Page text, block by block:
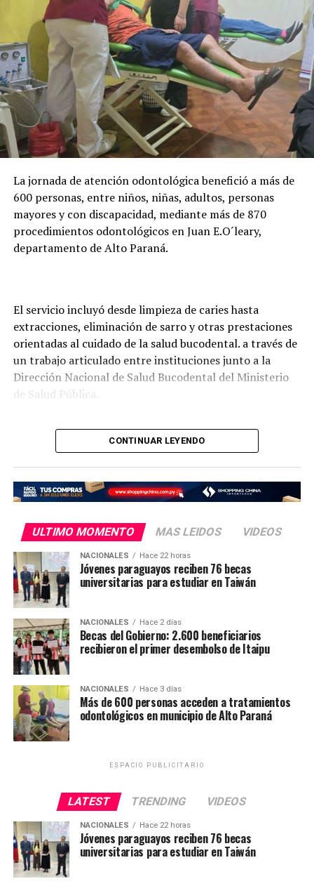
permanencia en la carrera, mantener un promedio
mínimo de 3 y cumplir con la regularidad académica
para conservar la beca.
Abente destacó que Itaipu destina alrededor de USD 26
millones anuales al programa y actualmente acompaña
la formación de casi 24.000 becarios activos. Además,
adelantó que la entidad trabaja en una plataforma
digital para facilitar la presentación de documentos y
Asunción o Ciudad del Este para realizar los trámites.
La jornada de atención odontológica benefició a más de
600 personas, entre niños, niñas, adultos, personas
mayores y con discapacidad, mediante más de 870
procedimientos odontológicos en Juan E.O´leary,
departamento de Alto Paraná.
El servicio incluyó desde limpieza de caries hasta
extracciones, eliminación de sarro y otras prestaciones
orientadas al cuidado de la salud bucodental. a través de
un trabajo articulado entre instituciones junto a la
Dirección Nacional de Salud Bucodental del Ministerio
de Salud Pública.
pacientes atendidos debido a que, en numerosos casos,
La jornada de atención permitió que personas de
distintos grupos de edad recibieran atención profesional
en el cuidado de la salud bucodental.
Esta iniciativa fue posible mediante el trabajo articulado
entre la Dirección Nacional de Salud Bucodental del
Ministerio de Salud Pública con profesionales del Centro
de Salud de Juan E. O’Leary de la Décima Región
Sanitaria – Alto Paraná, la Universidad de Valencia
(España), Uninorte y la Municipalidad de Juan E. O’Leary,
instituciones que unieron esfuerzos para acercar
prestaciones odontológicas a la población.
CONTINUAR LEYENDO
ULTIMO MOMENTO MAS LEIDOS VIDEOS
NACIONALES Hace 22 horas
Jóvenes paraguayos reciben 76 becas
universitarias para estudiar en Taiwán
NACIONALES Hace 2 días
Becas del Gobierno: 2.600 beneficiarios
recibieron el primer desembolso de Itaipu
NACIONALES Hace 3 días
Más de 600 personas acceden a tratamientos
odontológicos en municipio de Alto Paraná
ESPACIO PUBLICITARIO
LATEST TRENDING VIDEOS
NACIONALES Hace 22 horas
Jóvenes paraguayos reciben 76 becas
universitarias para estudiar en Taiwán